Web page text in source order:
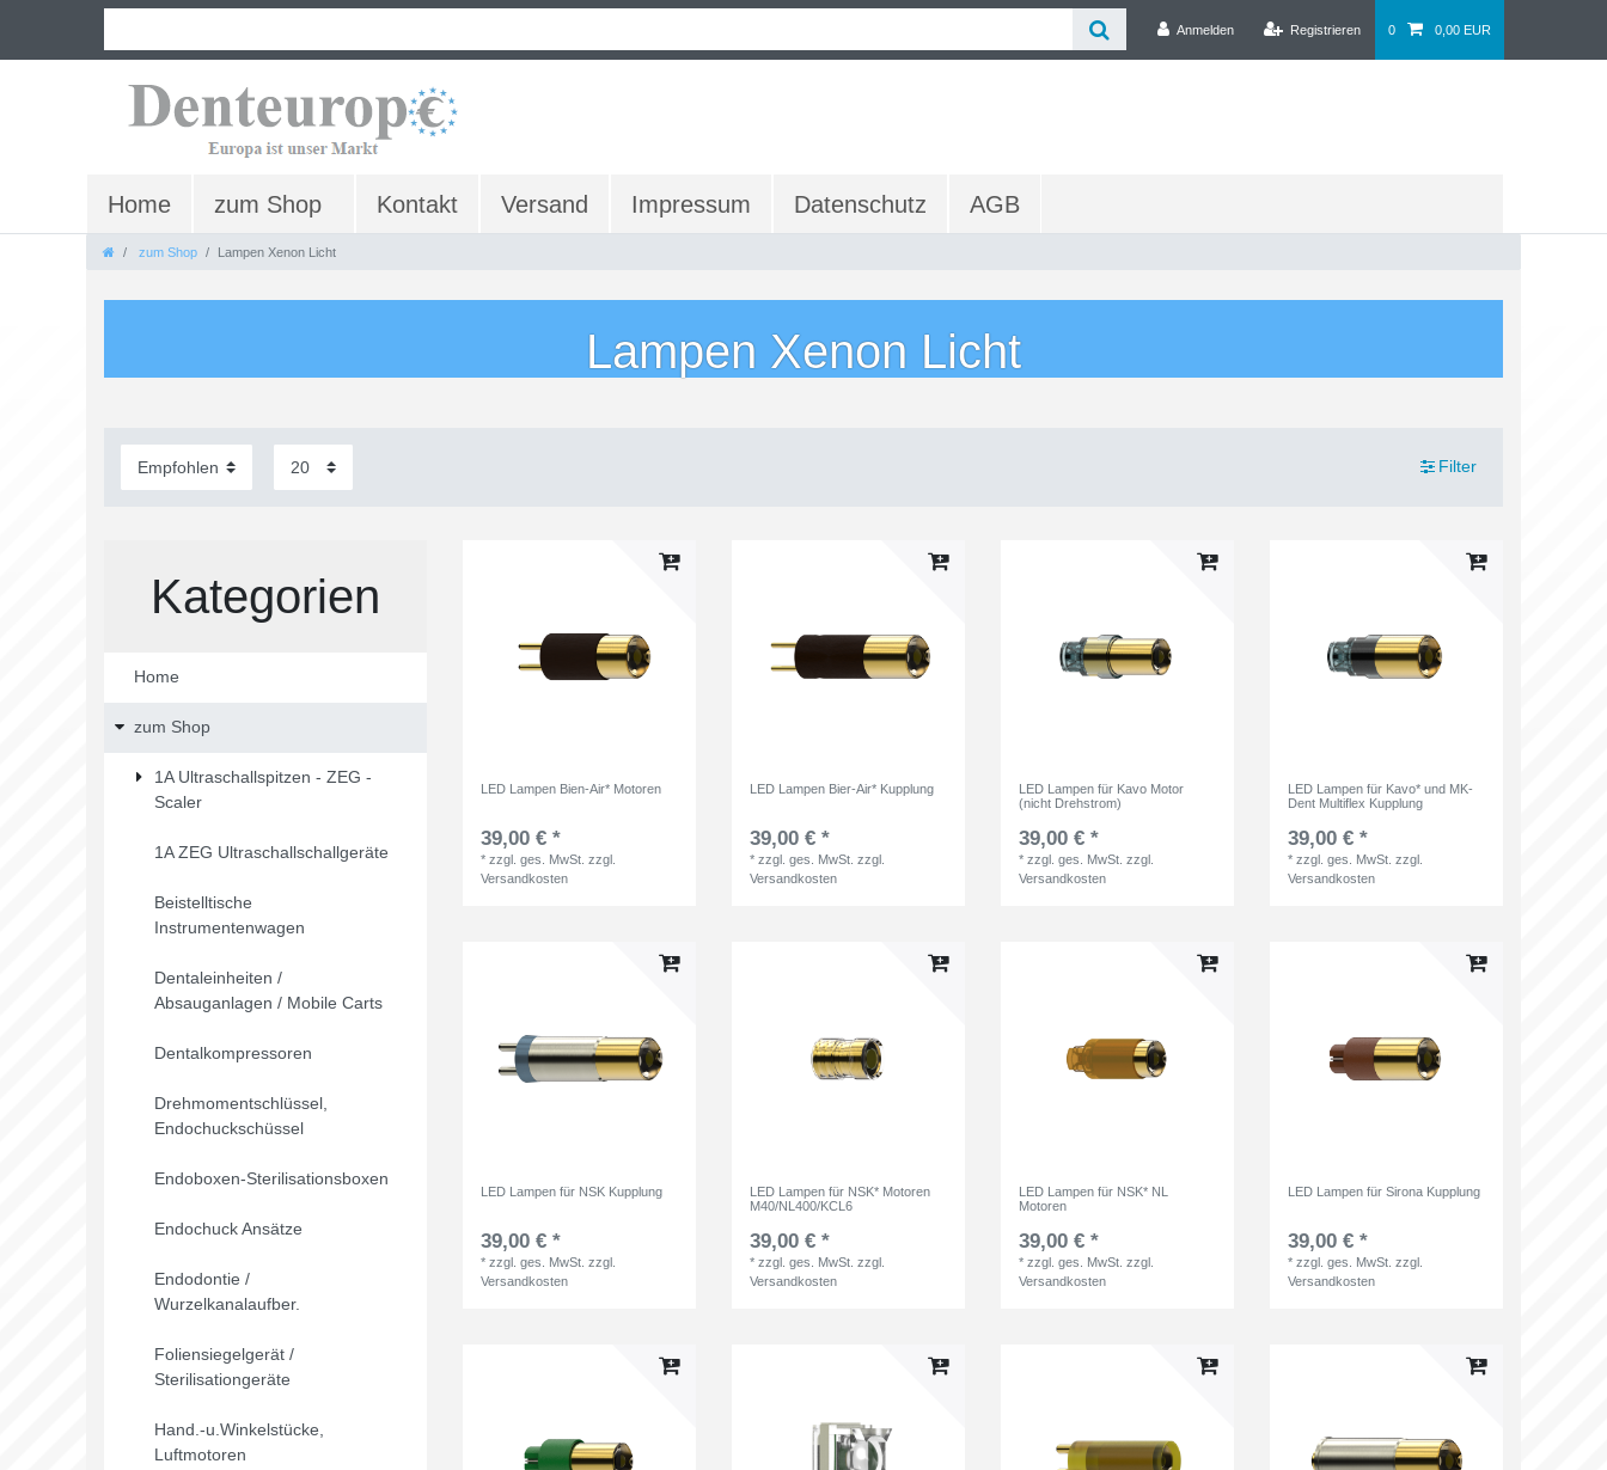
Anmelden Registrieren 0 0,00 EUR
Home zum Shop Kontakt Versand Impressum Datenschutz AGB
zum Shop Lampen Xenon Licht
Lampen Xenon Licht
Filter
Kategorien
Home
zum Shop
1A Ultraschallspitzen - ZEG -
Scaler
1A ZEG Ultraschallschallgeräte
Beistelltische
Instrumentenwagen
Dentaleinheiten /
Absauganlagen / Mobile Carts
Dentalkompressoren
Drehmomentschlüssel,
Endochuckschüssel
Endoboxen-Sterilisationsboxen
Endochuck Ansätze
Endodontie /
Wurzelkanalaufber.
Foliensiegelgerät /
Sterilisationgeräte
Hand.-u.Winkelstücke,
Luftmotoren
LED Lampen Bien-Air* Motoren
39,00 € *
*zzgl. ges. MwSt. zzgl.
Versandkosten
LED Lampen Bier-Air* Kupplung
39,00 € *
*zzgl. ges. MwSt. zzgl.
Versandkosten
LED Lampen für Kavo Motor
(nicht Drehstrom)
39,00 € *
*zzgl. ges. MwSt. zzgl.
Versandkosten
LED Lampen für Kavo* und MK-
Dent Multiflex Kupplung
39,00 € *
*zzgl. ges. MwSt. zzgl.
Versandkosten
LED Lampen für NSK Kupplung
39,00 € *
*zzgl. ges. MwSt. zzgl.
Versandkosten
LED Lampen für NSK* Motoren
M40/NL400/KCL6
39,00 € *
*zzgl. ges. MwSt. zzgl.
Versandkosten
LED Lampen für NSK* NL
Motoren
39,00 € *
*zzgl. ges. MwSt. zzgl.
Versandkosten
LED Lampen für Sirona Kupplung
39,00 € *
*zzgl. ges. MwSt. zzgl.
Versandkosten